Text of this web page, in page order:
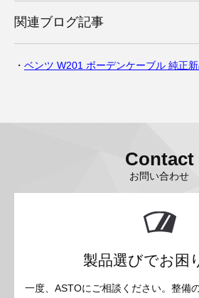
関連ブログ記事
ベンツ W201 ボーデンケーブル 純正
Contact
お問い合わせ
製品選びでお困
一度、ASTOにご相談ください。整備